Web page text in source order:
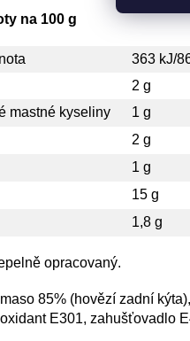
na 100 g
363 kJ/
2 g
mastné kyseliny
1 g
2 g
1 g
15 g
1,8 g
opracovaný.
85% (hovězí zadní
E301, zahušťovadlo